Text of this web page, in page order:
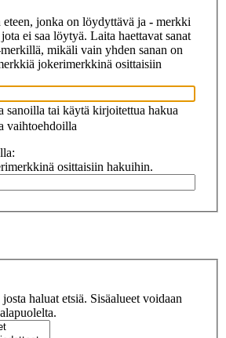
eteen, jonka on löydyttävä ja - merkki
ei saa löytyä. Laita haettavat sanat
mikäli vain yhden sanan on
jokerimerkkinä osittaisiin
sanoilla tai käytä kirjoitettua hakua
vaihtoehdoilla
osittaisiin hakuihin.
haluat etsiä. Sisäalueet voidaan